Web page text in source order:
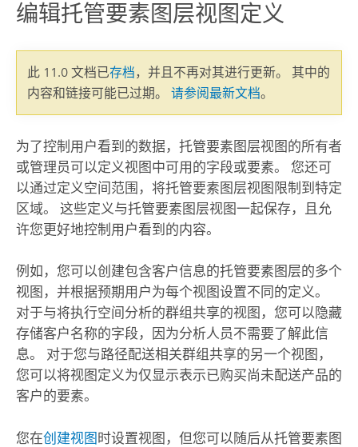
编辑托管要素图层视图定义
此 11.0 文档已存档，并且不再对其进行更新。 其中的
内容和链接可能已过期。 请参阅最新文档。
为了控制用户看到的数据，托管要素图层视图的所有者
或管理员可以定义视图中可用的字段或要素。 您还可
以通过定义空间范围，将托管要素图层视图限制到特定
区域。 这些定义与托管要素图层视图一起保存，且允
许您更好地控制用户看到的内容。
例如，您可以创建包含客户信息的托管要素图层的多个
视图，并根据预期用户为每个视图设置不同的定义。
对于与将执行空间分析的群组共享的视图，您可以隐藏
存储客户名称的字段，因为分析人员不需要了解此信
息。 对于您与路径配送相关群组共享的另一个视图，
您可以将视图定义为仅显示表示已购买尚未配送产品的
客户的要素。
您在创建视图时设置视图，但您可以随后从托管要素图